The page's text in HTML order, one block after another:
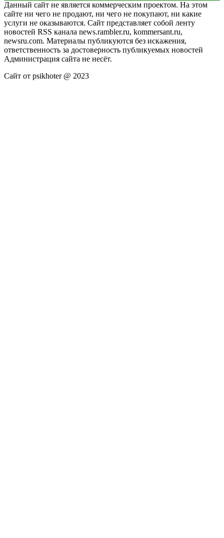
Данный сайт не является коммерческим проектом. На этом
сайте ни чего не продают, ни чего не покупают, ни какие
услуги не оказываются. Сайт представляет собой ленту
новостей RSS канала news.rambler.ru, kommersant.ru,
newsru.com. Материалы публикуются без искажения,
ответственность за достоверность публикуемых новостей
Администрация сайта не несёт.
Сайт от psikhoter @ 2023